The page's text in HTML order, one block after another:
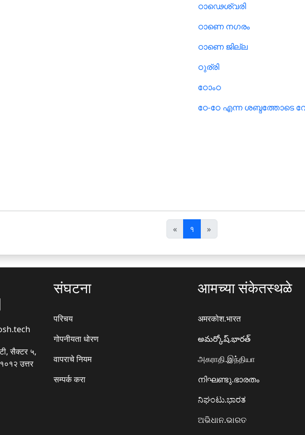
ഠാഢെശ്വരി
ഠാണെ നഗരം
ഠാണെ ജില്ല
ഠുര്രി
ഠോംഠ
ഠേ-ഠേ എന്ന ശബ്ദത്തോടെ
«पि
छ
ला
१ »अ
ग
ला
सैक्टर ५,
उत्तर
संघटना
परिचय
गोपनीयता धोरण
वापराचे नियम
सम्पर्क करा
आमच्या संकेतस्थळे
अमरकोश.भारत
అమర్కోష్.భారత్
அகராதி.இந்தியா
നിഘണ്ടു.ഭാരതം
ನಿಘಂಟು.ಭಾರತ
ଅଭିଧାନ.ଭାରତ